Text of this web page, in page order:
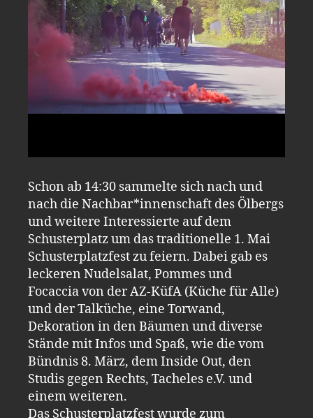
Schon ab 14:30 sammelte sich nach und
nach die Nachbar*innenschaft des Ölbergs
und weitere Interessierte auf dem
Schusterplatz um das traditionelle 1. Mai
Schusterplatzfest zu feiern. Dabei gab es
leckeren Nudelsalat, Pommes und
Focaccia von der AZ-KüfA (Küche für Alle)
und der Talküche, eine Torwand,
Dekoration in den Bäumen und diverse
Stände mit Infos und Spaß, wie die vom
Bündnis 8. März, dem Inside Out, den
Studis gegen Rechts, Tacheles e.V. und
einem weiteren.
Das Schusterplatzfest wurde zum